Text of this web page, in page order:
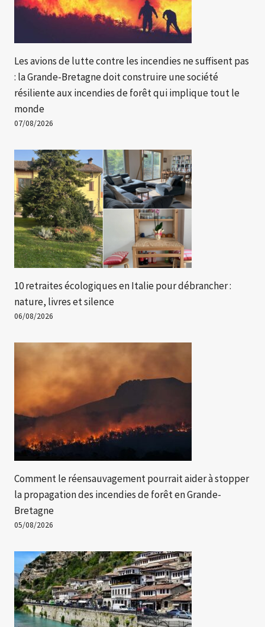
Les avions de lutte contre les incendies ne suffisent pas
: la Grande-Bretagne doit construire une société
résiliente aux incendies de forêt qui implique tout le
monde
07/08/2026
10 retraites écologiques en Italie pour débrancher :
nature, livres et silence
06/08/2026
Comment le réensauvagement pourrait aider à stopper
la propagation des incendies de forêt en Grande-
Bretagne
05/08/2026